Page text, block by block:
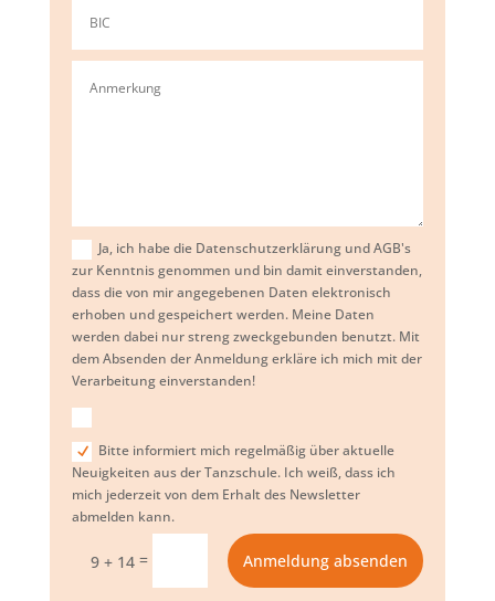
Ja, ich habe die Datenschutzerklärung und AGB's
zur Kenntnis genommen und bin damit einverstanden,
dass die von mir angegebenen Daten elektronisch
erhoben und gespeichert werden. Meine Daten
werden dabei nur streng zweckgebunden benutzt. Mit
dem Absenden der Anmeldung erkläre ich mich mit der
Verarbeitung einverstanden!
Bitte informiert mich regelmäßig über aktuelle
Neuigkeiten aus der Tanzschule. Ich weiß, dass ich
mich jederzeit von dem Erhalt des Newsletter
abmelden kann.
9 + 14 = Anmeldung absenden